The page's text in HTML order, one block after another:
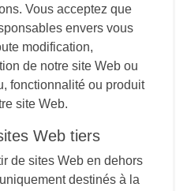
Vous acceptez que
envers vous
modification,
de notre site Web ou
fonctionnalité ou produit
site Web.
Web tiers
de sites Web en dehors
destinés à la